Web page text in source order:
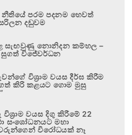
නීතියේ පරම පදනම හෙවත්
දඬුවම
සැඟවුණු නොනිදන කම්හල –
විජේවර්ධන
විශ්‍රාම වයස දීර්ඝ කිරීම
කිරි කළයට ගොම මුසු
වයස දිගු කිරීමේ 22
සංශෝධනයට මහා
විරෝධයක් නෑ